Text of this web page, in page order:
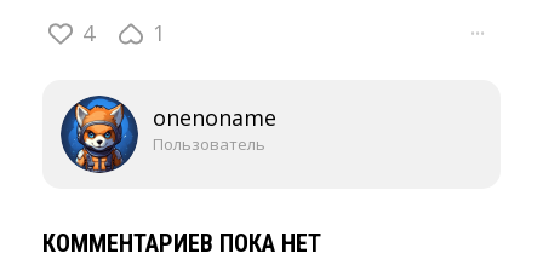
4 1 ···
onenoname
Пользователь
КОММЕНТАРИЕВ ПОКА НЕТ